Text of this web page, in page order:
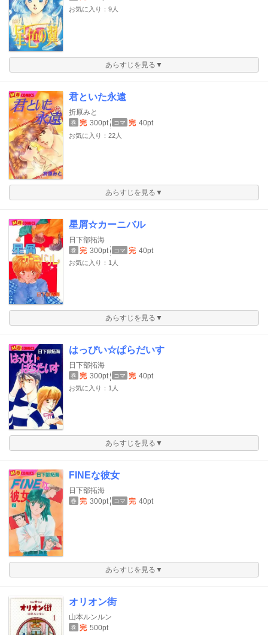
お気に入り：9人
あらすじを見る▼
君といた永遠
折原みと
巻 完 300pt コマ 完 40pt
お気に入り：22人
あらすじを見る▼
星屑☆カーニバル
日下部拓海
巻 完 300pt コマ 完 40pt
お気に入り：1人
あらすじを見る▼
はっぴい☆ぱらだいす
日下部拓海
巻 完 300pt コマ 完 40pt
お気に入り：1人
あらすじを見る▼
FINEな彼女
日下部拓海
巻 完 300pt コマ 完 40pt
あらすじを見る▼
オリオン街
山本ルンルン
巻 完 500pt